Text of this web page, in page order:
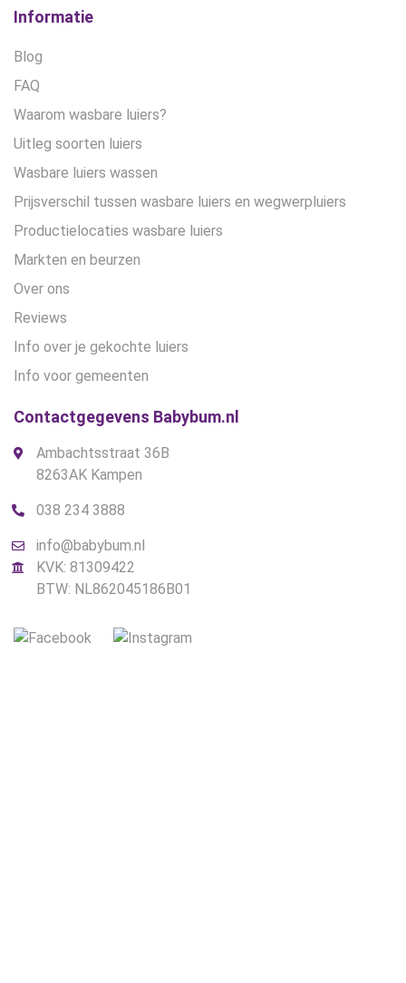
Informatie
Blog
FAQ
Waarom wasbare luiers?
Uitleg soorten luiers
Wasbare luiers wassen
Prijsverschil tussen wasbare luiers en wegwerpluiers
Productielocaties wasbare luiers
Markten en beurzen
Over ons
Reviews
Info over je gekochte luiers
Info voor gemeenten
Contactgegevens Babybum.nl
Ambachtsstraat 36B
8263AK Kampen
038 234 3888
info@babybum.nl
KVK: 81309422
BTW: NL862045186B01